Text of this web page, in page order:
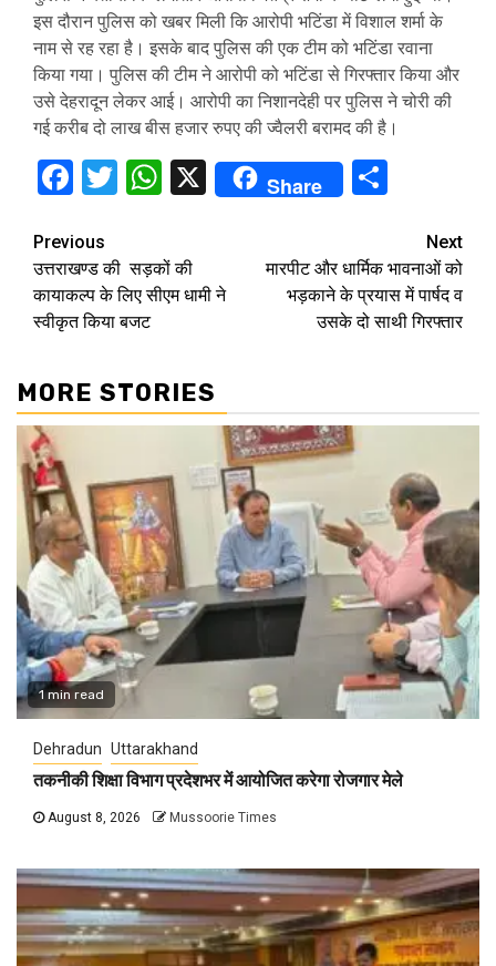
इस दौरान पुलिस को खबर मिली कि आरोपी भटिंडा में विशाल शर्मा के
नाम से रह रहा है। इसके बाद पुलिस की एक टीम को भटिंडा रवाना
किया गया। पुलिस की टीम ने आरोपी को भटिंडा से गिरफ्तार किया और
उसे देहरादून लेकर आई। आरोपी का निशानदेही पर पुलिस ने चोरी की
गई करीब दो लाख बीस हजार रुपए की ज्वैलरी बरामद की है।
Facebook
TwitterWhatsApp
X Share
Continue
Reading
Previous
उत्तराखण्ड की सड़कों की
कायाकल्प के लिए सीएम धामी ने
स्वीकृत किया बजट
Next
मारपीट और धार्मिक भावनाओं को
भड़काने के प्रयास में पार्षद व
उसके दो साथी गिरफ्तार
MORE STORIES
1 min read
Dehradun Uttarakhand
तकनीकी शिक्षा विभाग प्रदेशभर में आयोजित करेगा रोजगार मेले
August 8, 2026 Mussoorie Times